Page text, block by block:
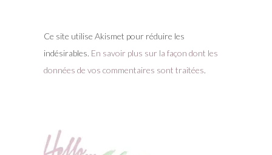
Ce site utilise Akismet pour réduire les
indésirables. En savoir plus sur la façon dont les
données de vos commentaires sont traitées.